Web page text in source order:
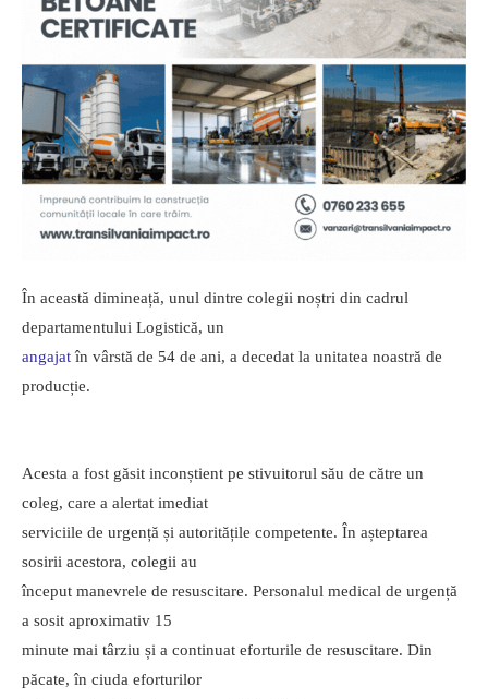
În această dimineață, unul dintre colegii noștri din cadrul
departamentului Logistică, un
angajatîn vârstă de 54 de ani, a decedat la unitatea noastră de
producție.
Acesta a fost găsit inconștient pe stivuitorul său de către un
coleg, care a alertat imediat
serviciile de urgență și autoritățile competente. În așteptarea
sosirii acestora, colegii au
început manevrele de resuscitare. Personalul medical de urgență
a sosit aproximativ 15
minute mai târziu și a continuat eforturile de resuscitare. Din
păcate, în ciuda eforturilor